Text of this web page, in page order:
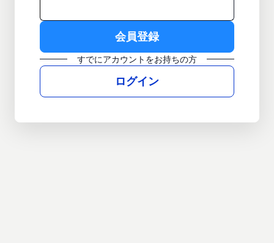
すでにアカウントをお持ちの方